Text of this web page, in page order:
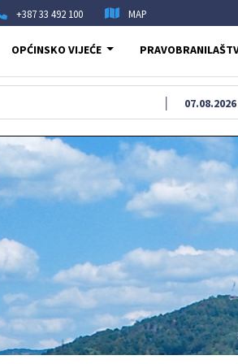
+387 33 492 100 MAP
OPĆINSKO VIJEĆE
Delegacija